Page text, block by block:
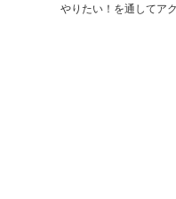
やりたい！を通してア